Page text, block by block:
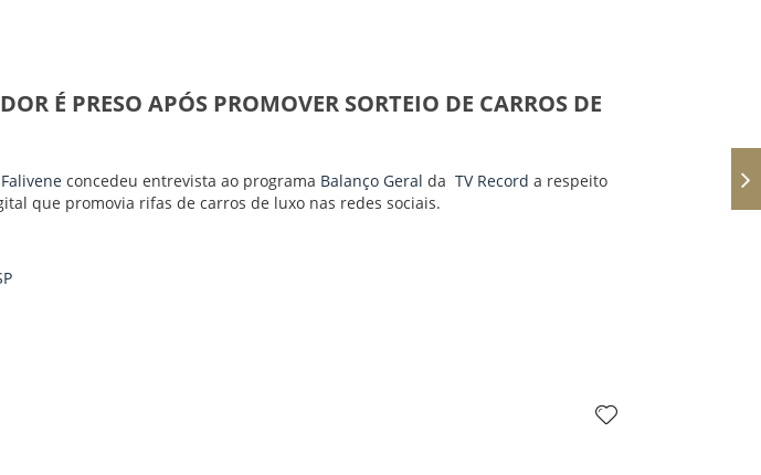
É PRESO APÓS PROMOVER SORTEIO DE CARROS DE
concedeu entrevista ao programa Balanço Geral da TV Record a respeito
que promovia rifas de carros de luxo nas redes sociais.